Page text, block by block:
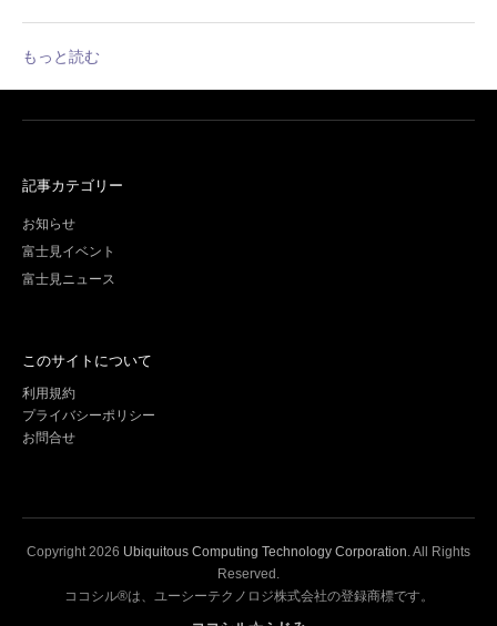
もっと読む
記事カテゴリー
お知らせ
富士見イベント
富士見ニュース
このサイトについて
利用規約
プライバシーポリシー
お問合せ
Copyright2026 Ubiquitous Computing Technology Corporation. All Rights
Reserved.
ココシル®は、ユーシーテクノロジ株式会社の登録商標です。